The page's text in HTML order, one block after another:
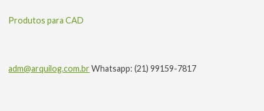
Produtos para CAD
adm@arquilog.com.brWhatsapp: (21) 99159-7817